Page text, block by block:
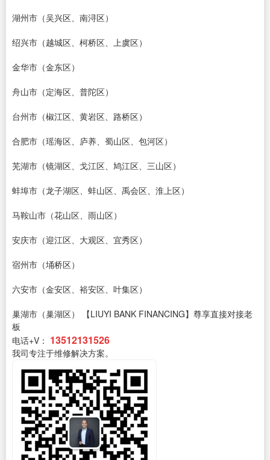
湖州市（吴兴区、南浔区）
绍兴市（越城区、柯桥区、上虞区）
金华市（金东区）
舟山市（定海区、普陀区）
台州市（椒江区、黄岩区、路桥区）
合肥市（瑶海区、庐养、蜀山区、包河区）
芜湖市（镜湖区、戈江区、鸠江区、三山区）
蚌埠市（龙子湖区、蚌山区、禹会区、淮上区）
马鞍山市（花山区、雨山区）
安庆市（迎江区、大观区、宜秀区）
宿州市（埇桥区）
六安市（金安区、裕安区、叶集区）
巢湖市（巢湖区）
【LIUYI BANK FINANCING】尊享直接对接老
板
电话+V： 13512131526
我司专注于维修解决方案。